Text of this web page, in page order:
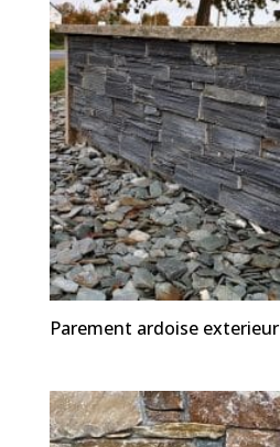
Parement ardoise exterieur